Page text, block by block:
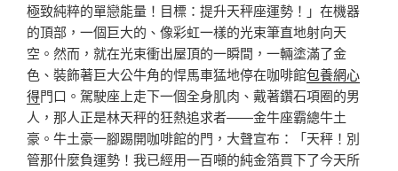
極致純粹的單戀能量！目標：提升天秤座運勢！」在機器
的頂部，一個巨大的、像彩虹一樣的光束筆直地射向天
空。然而，就在光束衝出屋頂的一瞬間，一輛塗滿了金
色、裝飾著巨大公牛角的悍馬車猛地停在咖啡館包養網心
得門口。駕駛座上走下一個全身肌肉、戴著鑽石項圈的男
人，那人正是林天秤的狂熱追求者——金牛座霸總牛土
豪。牛土豪一腳踢開咖啡館的門，大聲宣布：「天秤！別
管那什麼負運勢！我已經用一百噸的純金箔買下了今天所